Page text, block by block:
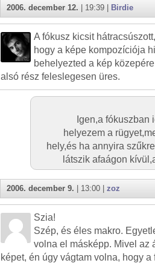
2006. december 12. | 19:39 | Birdie
A fókusz kicsit
hogy a képe kompozíciója
behelyezted a kép
alsó rész feleslegesen üres.
Igen,a fókuszban
helyezem a
hely,és ha annyira
látszik afaágon
2006. december 9. | 13:00 | zoz
Szia!
Szép, és éles makro.
volna el másképp. Mivel az
képet, én úgy vágtam volna, hogy